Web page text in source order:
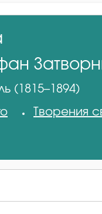
(1815–1894)
Творения